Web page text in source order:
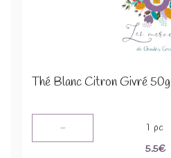
Thé Blanc Citron Givré 50g
- 1 pc
5.5€